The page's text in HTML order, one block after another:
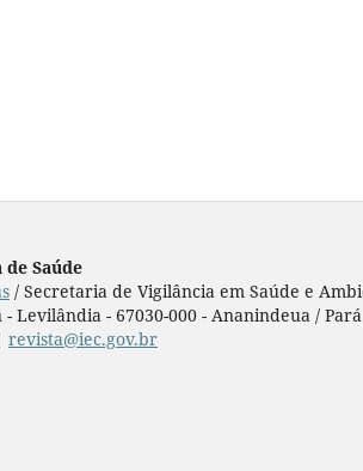
Saúde
/ Secretaria de Vigilância em Saúde e
- Levilândia - 67030-000 - Ananindeua /
revista@iec.gov.br